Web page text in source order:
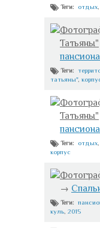
Теги: отдых
Татьяны"
Теги:
татьяны",
Татьяны"
Теги: отдых
корпус
→
Теги:
куль 2015